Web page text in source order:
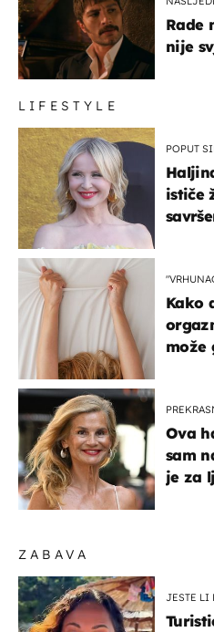
ZABAVA
JESTE LI
Rade
nije
LIFESTYLE
POPUT
ističe
Kako
može
Ova
sam
je za